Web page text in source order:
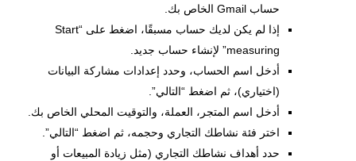
حساب Gmail الخاص بك.
إذا لم يكن لديك حساب مسبقًا، اضغط على “Start
measuring” لإنشاء حساب جديد.
أدخل اسم الحساب، وحدد إعدادات مشاركة البيانات
(اختياري)، ثم اضغط “التالي”.
أدخل اسم المتجر، العملة، والتوقيت المحلي الخاص بك.
اختر فئة نشاطك التجاري وحجمه، ثم اضغط “التالي”.
حدد أهداف نشاطك التجاري (مثل زيادة المبيعات أو